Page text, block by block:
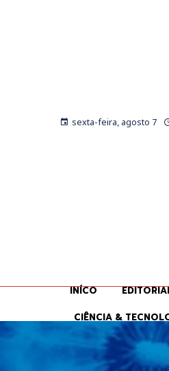
sexta-feira, agosto 7
INÍCO
CIÊNCIA &